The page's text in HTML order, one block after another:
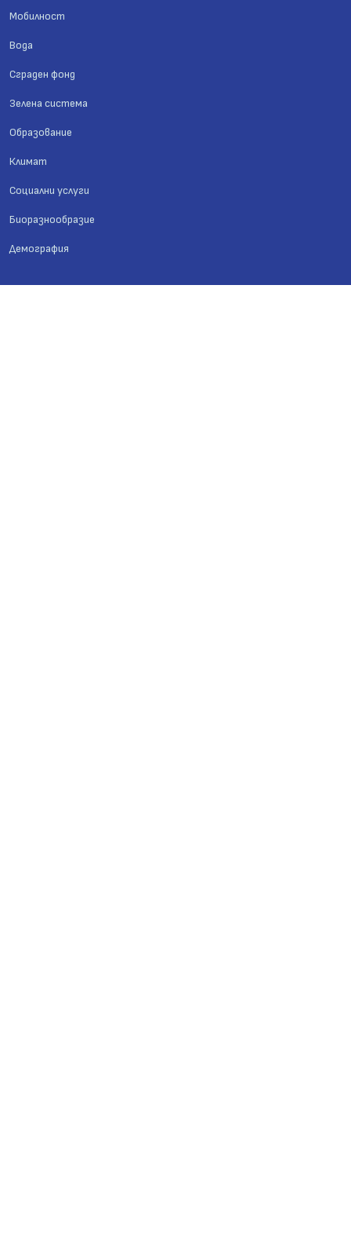
Мобилност
Вода
Сграден фонд
Зелена система
Образование
Климат
Социални услуги
Биоразнообразие
Демография